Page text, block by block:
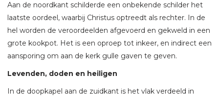
Aan de noordkant schilderde een onbekende schilder het
laatste oordeel, waarbij Christus optreedt als rechter. In de
hel worden de veroordeelden afgevoerd en gekweld in een
grote kookpot. Het is een oproep tot inkeer, en indirect een
aansporing om aan de kerk gulle gaven te geven.
Levenden, doden en heiligen
In de doopkapel aan de zuidkant is het vlak verdeeld in